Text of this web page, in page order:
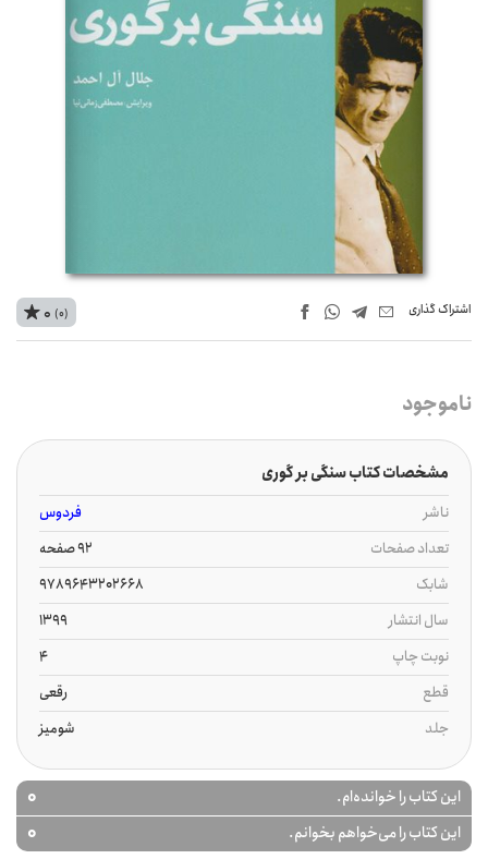
اشتراک‌ گذاری 0 (0)
ناموجود
مشخصات کتاب سنگی بر گوری
ناشر
فردوس
تعداد صفحات
92 صفحه
شابک
9789643202668
سال انتشار
1399
نوبت چاپ
4
قطع
رقعی
جلد
شومیز
این کتاب را خوانده‌ام. 0
این کتاب را می‌خواهم بخوانم.
0